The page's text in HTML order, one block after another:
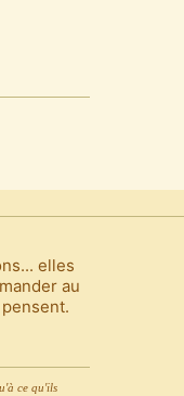
elles
au
ce qu'ils